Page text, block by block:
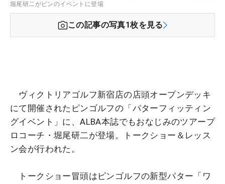
堀尾研二がピンのイベントに登場
この記事の写真1枚を見る
ヴィクトリアゴルフ新宿店の店頭オープンデッキ
にて開催されたピンゴルフの「パターフィッティン
グイベント」に、ALBA本誌でもおなじみのツアープ
ロコーチ・堀尾研二が登場。トークショー＆レッス
ン会が行われた。
トークショー冒頭はピンゴルフの新型パター「ワ